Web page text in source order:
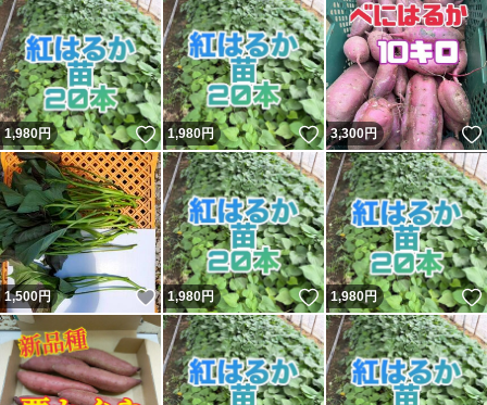
1,980円 いいね！
1,980円 いいね！
3,300円
1,500円 いいね！
1,980円 いいね！
1,980円